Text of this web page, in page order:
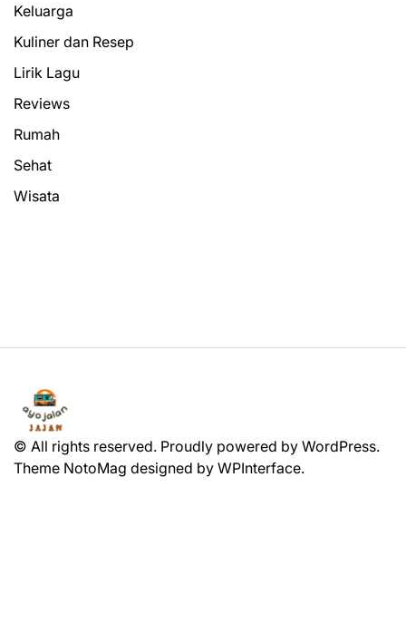
Keluarga
Kuliner dan Resep
Lirik Lagu
Reviews
Rumah
Sehat
Wisata
© All rights reserved. Proudly powered by WordPress.
Theme NotoMag designed by WPInterface.